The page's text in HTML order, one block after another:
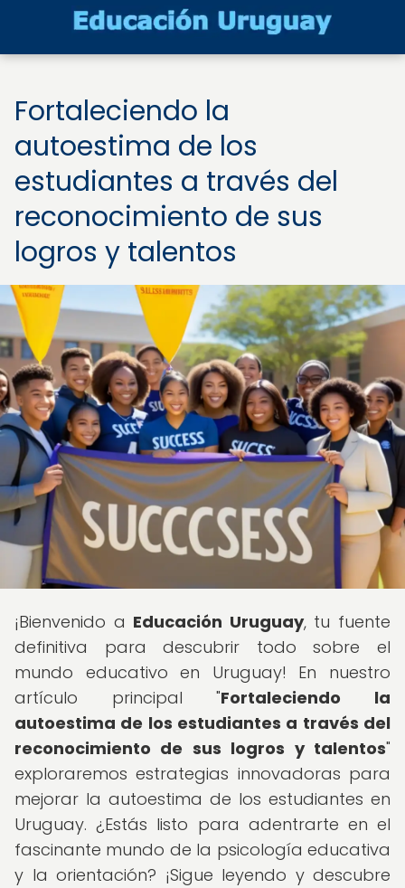
Fortaleciendo la
autoestima de los
estudiantes a través del
reconocimiento de sus
logros y talentos
¡Bienvenido a Educación Uruguay, tu fuente
definitiva para descubrir todo sobre el
mundo educativo en Uruguay! En nuestro
artículo principal "Fortaleciendo la
autoestima de los estudiantes a través del
reconocimiento de sus logros y talentos"
exploraremos estrategias innovadoras para
mejorar la autoestima de los estudiantes en
Uruguay. ¿Estás listo para adentrarte en el
fascinante mundo de la psicología educativa
y la orientación? ¡Sigue leyendo y descubre